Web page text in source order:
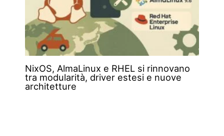
NixOS, AlmaLinux e RHEL si rinnovano
tra modularità, driver estesi e nuove
architetture